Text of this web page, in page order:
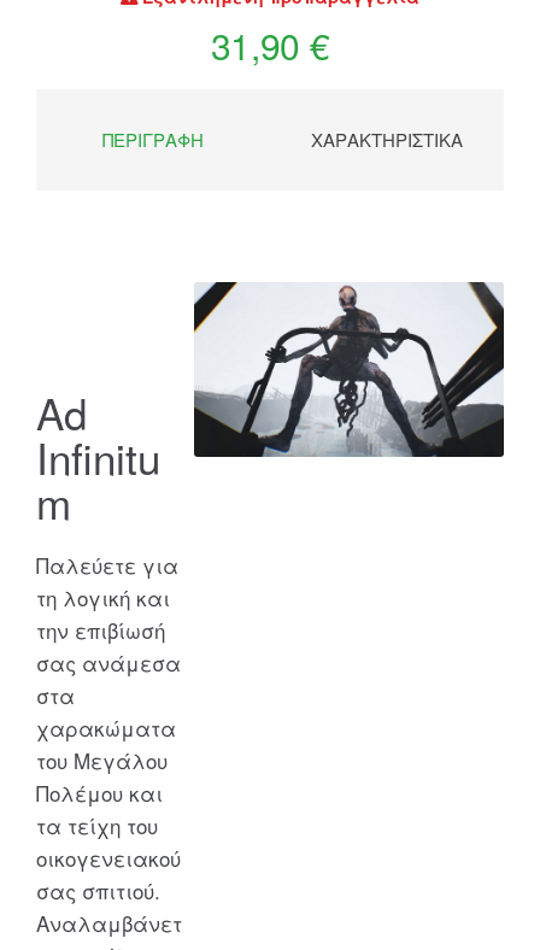
31,90 €
ΠΕΡΙΓΡΑΦΉ ΧΑΡΑΚΤΗΡΙΣΤΙΚΆ
Ad
Infinitu
m
Παλεύετε για
τη λογική και
την επιβίωσή
σας ανάμεσα
στα
χαρακώματα
του Μεγάλου
Πολέμου και
τα τείχη του
οικογενειακού
σας σπιτιού.
Αναλαμβάνετ